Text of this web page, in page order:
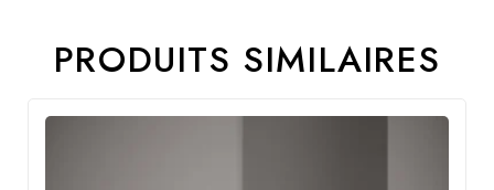
PRODUITS SIMILAIRES